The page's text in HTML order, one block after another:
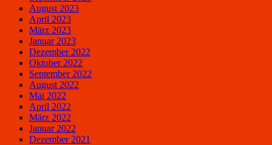
August 2023
April 2023
März 2023
Januar 2023
Dezember 2022
Oktober 2022
September 2022
August 2022
Mai 2022
April 2022
März 2022
Januar 2022
Dezember 2021